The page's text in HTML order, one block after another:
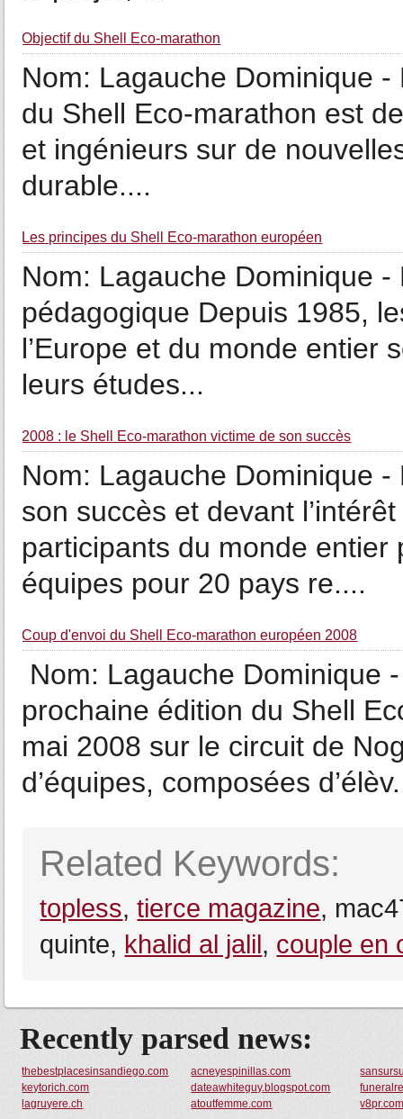
Objectif du Shell Eco-marathon
Nom: Lagauche Dominique -
du Shell Eco-marathon est
et ingénieurs sur de
durable....
Les principes du Shell Eco-marathon européen
Nom: Lagauche Dominique
pédagogique Depuis 1985,
l’Europe et du monde entier
leurs études...
2008 : le Shell Eco-marathon victime de son succès
Nom: Lagauche Dominique
son succès et devant
participants du monde
équipes pour 20 pays re....
Coup d'envoi du Shell Eco-marathon européen 2008
Nom: Lagauche Dominique
prochaine édition du Shell
mai 2008 sur le circuit de
d’équipes, composées
Related Keywords:
topless,tierce magazine,
quinte, khalid al jalil, couple en
Recently parsed news:
thebestplacesinsandiego.com acneyespinillas.com
keytorich.com
dateawhiteguy.blogspot.com
lagruyere.ch
atoutfemme.com